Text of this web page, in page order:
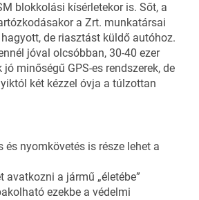
blokkolási kísérletekor is. Sőt, a
a Zrt. munkatársai
de riasztást küldő autóhoz.
jóval olcsóbban, 30-40 ezer
minőségű GPS-es rendszerek, de
két kézzel óvja a túlzottan
nyomkövetés is része lehet a
avatkozni a jármű „életébe”
ezekbe a védelmi